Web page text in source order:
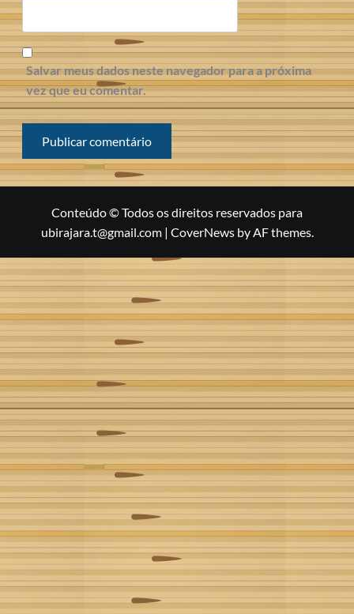
Salvar meus dados neste navegador para a próxima
vez que eu comentar.
Conteúdo © Todos os direitos reservados para
ubirajara.t@gmail.com | CoverNewsby AF themes.